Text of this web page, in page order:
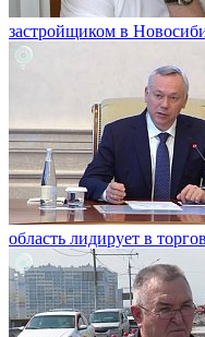
застройщиком в
область лидирует в